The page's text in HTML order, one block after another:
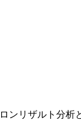
ンリザルト分析